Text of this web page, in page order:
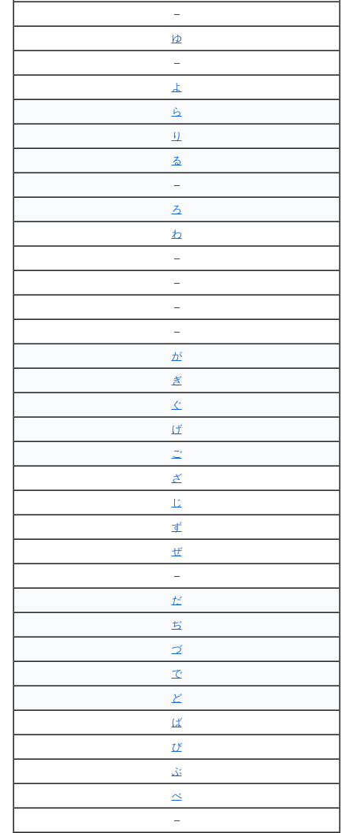
–
ゆ
–
よ
ら
り
る
–
ろ
わ
–
–
–
–
が
ぎ
ぐ
げ
ご
ざ
じ
ず
ぜ
–
だ
ぢ
づ
で
ど
ば
び
ぶ
べ
–